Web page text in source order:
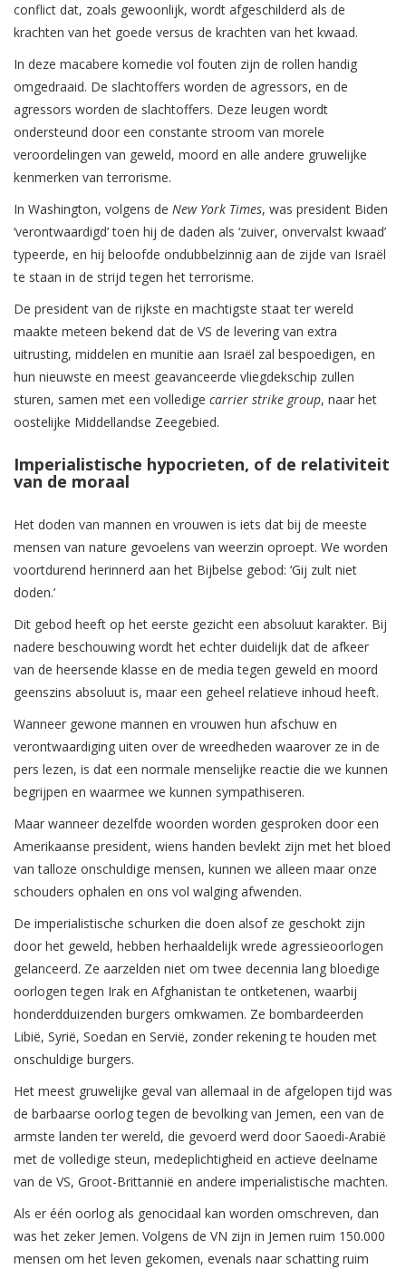
conflict dat, zoals gewoonlijk, wordt afgeschilderd als de
krachten van het goede versus de krachten van het kwaad.
In deze macabere komedie vol fouten zijn de rollen handig
omgedraaid. De slachtoffers worden de agressors, en de
agressors worden de slachtoffers. Deze leugen wordt
ondersteund door een constante stroom van morele
veroordelingen van geweld, moord en alle andere gruwelijke
kenmerken van terrorisme.
In Washington, volgens de New York Times, was president Biden
‘verontwaardigd’ toen hij de daden als ‘zuiver, onvervalst kwaad’
typeerde, en hij beloofde ondubbelzinnig aan de zijde van Israël
te staan ​​in de strijd tegen het terrorisme.
De president van de rijkste en machtigste staat ter wereld
maakte meteen bekend dat de VS de levering van extra
uitrusting, middelen en munitie aan Israël zal bespoedigen, en
hun nieuwste en meest geavanceerde vliegdekschip zullen
sturen, samen met een volledige carrier strike group, naar het
oostelijke Middellandse Zeegebied.
Imperialistische hypocrieten, of de relativiteit
van de moraal
Het doden van mannen en vrouwen is iets dat bij de meeste
mensen van nature gevoelens van weerzin oproept. We worden
voortdurend herinnerd aan het Bijbelse gebod: ‘Gij zult niet
doden.’
Dit gebod heeft op het eerste gezicht een absoluut karakter. Bij
nadere beschouwing wordt het echter duidelijk dat de afkeer
van de heersende klasse en de media tegen geweld en moord
geenszins absoluut is, maar een geheel relatieve inhoud heeft.
Wanneer gewone mannen en vrouwen hun afschuw en
verontwaardiging uiten over de wreedheden waarover ze in de
pers lezen, is dat een normale menselijke reactie die we kunnen
begrijpen en waarmee we kunnen sympathiseren.
Maar wanneer dezelfde woorden worden gesproken door een
Amerikaanse president, wiens handen bevlekt zijn met het bloed
van talloze onschuldige mensen, kunnen we alleen maar onze
schouders ophalen en ons vol walging afwenden.
De imperialistische schurken die doen alsof ze geschokt zijn
door het geweld, hebben herhaaldelijk wrede agressieoorlogen
gelanceerd. Ze aarzelden niet om twee decennia lang bloedige
oorlogen tegen Irak en Afghanistan te ontketenen, waarbij
honderdduizenden burgers omkwamen. Ze bombardeerden
Libië, Syrië, Soedan en Servië, zonder rekening te houden met
onschuldige burgers.
Het meest gruwelijke geval van allemaal in de afgelopen tijd was
de barbaarse oorlog tegen de bevolking van Jemen, een van de
armste landen ter wereld, die gevoerd werd door Saoedi-Arabië
met de volledige steun, medeplichtigheid en actieve deelname
van de VS, Groot-Brittannië en andere imperialistische machten.
Als er één oorlog als genocidaal kan worden omschreven, dan
was het zeker Jemen. Volgens de VN zijn in Jemen ruim 150.000
mensen om het leven gekomen, evenals naar schatting ruim